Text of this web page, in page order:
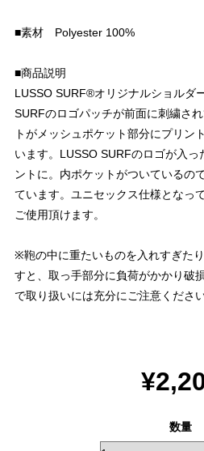
■素材 Polyester 100%
■商品説明
LUSSO SURF®︎オリジナルショルダ
SURFのロゴパッチが前面に刺繍さ
トがメッシュポケット部分にプリン
います。LUSSO SURFのロゴが入
ントに。内ポケットがついているの
ています。ユニセックス仕様となっ
ご使用頂けます。
※鞄の中に重たいものを入れすぎた
すと、取っ手部分に負荷がかかり破
で取り扱いには充分にご注意ください
数量